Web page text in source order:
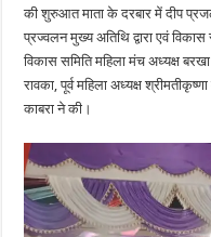
की शुरुआत माता के दरबार में दीप
प्रज्वलन मुख्य अतिथि द्वारा एवं
विकास समिति महिला मंच अध्यक्ष
रावका, पूर्व महिला अध्यक्ष
काबरा ने की।